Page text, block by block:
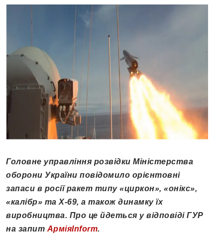
Головне управління розвідки Міністерства
оборони України повідомило орієнтовні
запаси в росії ракет типу «циркон», «онікс»,
«калібр» та Х-69, а також динамку їх
виробництва. Про це йдеться у відповіді ГУР
на запит АрміяInform.